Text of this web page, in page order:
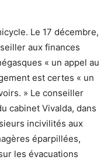
Le 17 décembre,
aux finances
« un appel au
est certes « un
» Le conseiller
cabinet Vivalda, dans
incivilités aux
éparpillées,
les évacuations